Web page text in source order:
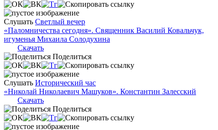
Слушать Светлый вечер
«Паломничества сегодня». Священник Василий Ковальчук,
игуменья Михаила Солодухина
Скачать
Поделиться
Слушать Исторический час
«Николай Николаевич Машуков». Константин Залесский
Скачать
Поделиться